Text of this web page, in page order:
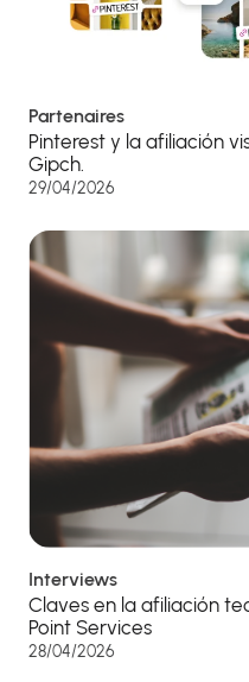
Partenaires
Pinterest y la afiliación
Gipch.
29/04/2026
Interviews
Claves en la afiliación
Point Services
28/04/2026